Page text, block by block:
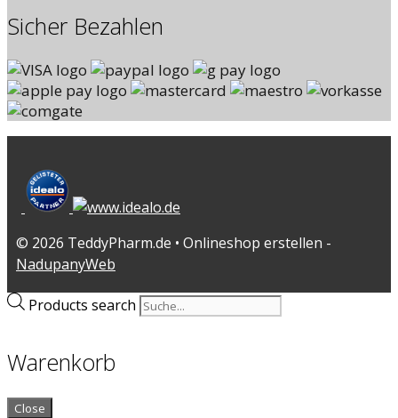
Sicher Bezahlen
© 2026 TeddyPharm.de • Onlineshop erstellen -
NadupanyWeb
Products search
Warenkorb
Close